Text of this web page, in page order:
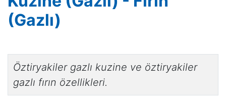
(Gazlı)
Öztiryakiler gazlı kuzine ve öztiryakiler
gazlı fırın özellikleri.